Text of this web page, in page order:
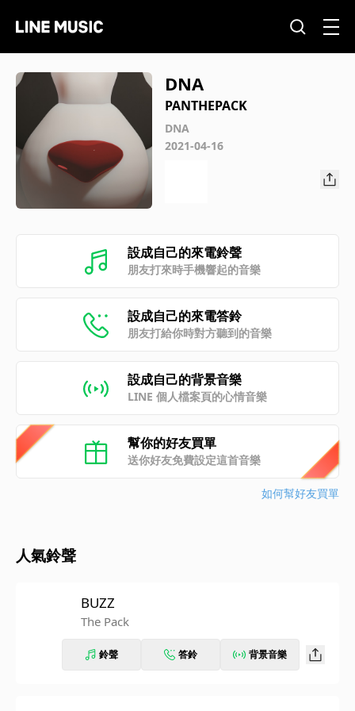
DNA
PANTHEPACK
DNA
2021-04-16
設成自己的來電鈴聲
朋友打來時手機響起的音樂
設成自己的來電答鈴
朋友打給你時對方聽到的音樂
設成自己的背景音樂
LINE 個人檔案頁的心情音樂
幫你的好友買單
送你好友免費設定這首音樂
如何幫好友買單
人氣鈴聲
BUZZ
The Pack
鈴聲 答鈴 背景音樂